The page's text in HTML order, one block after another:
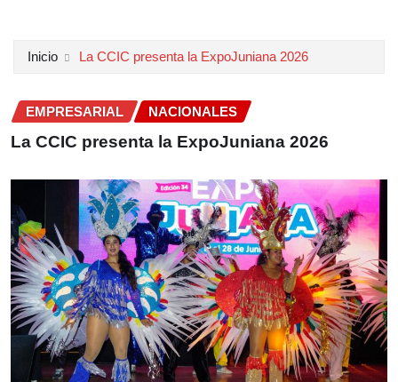
Inicio La CCIC presenta la ExpoJuniana 2026
EMPRESARIAL NACIONALES
La CCIC presenta la ExpoJuniana 2026